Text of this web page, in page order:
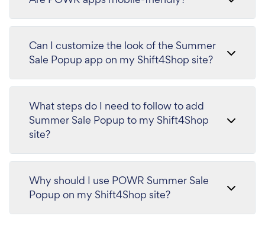
Can I customize the look of the Summer
Sale Popup app on my Shift4Shop site?
What steps do I need to follow to add
Summer Sale Popup to my Shift4Shop
site?
Why should I use POWR Summer Sale
Popup on my Shift4Shop site?